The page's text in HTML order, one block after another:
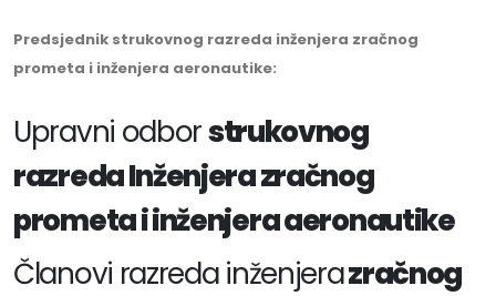
Predsjednik strukovnog razreda inženjera zračnog
prometa i inženjera aeronautike:
Upravni odborstrukovnog
razreda Inženjera zračnog
prometa i inženjera aeronautike
Članovi razreda inženjerazračnog